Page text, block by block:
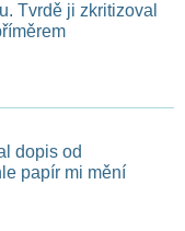
Tvrdě ji zkritizoval
dopis od
papír mi mění